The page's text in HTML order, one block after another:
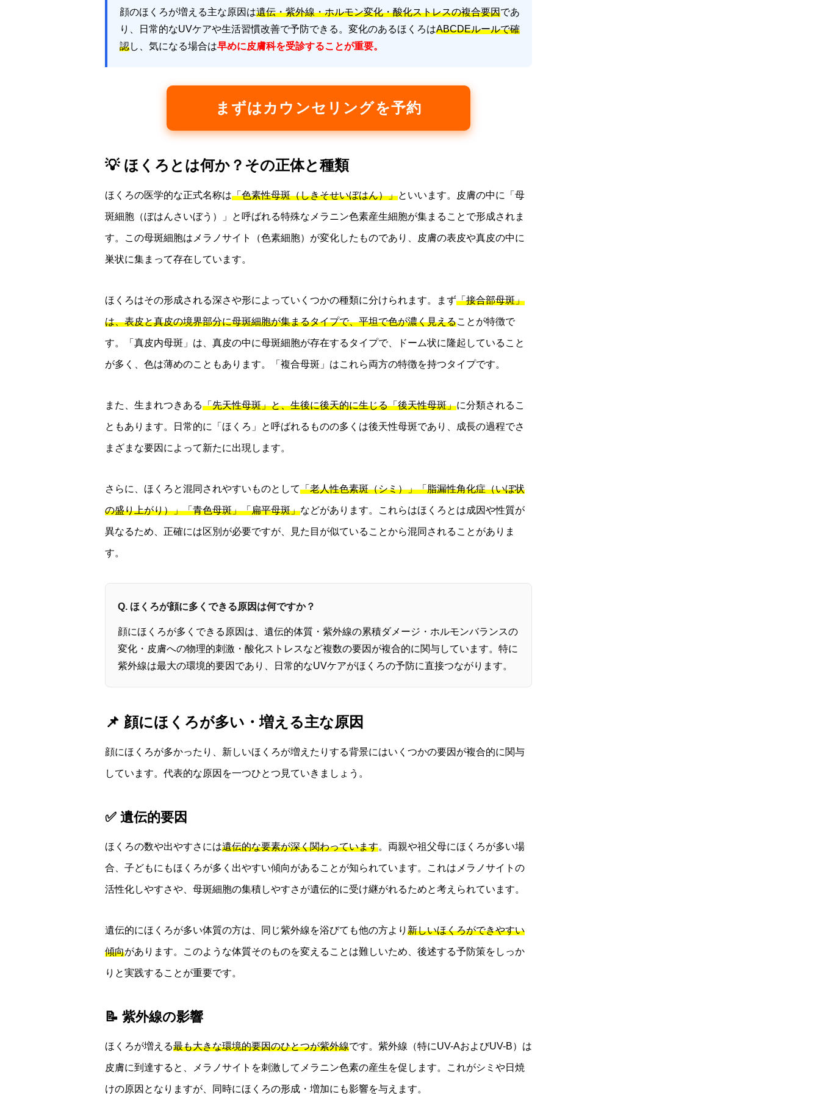
顔のほくろが増える主な原因は遺伝・紫外線・ホルモン変化・酸化ストレスの複合要因であ
り、日常的なUVケアや生活習慣改善で予防できる。変化のあるほくろはABCDEルールで確
認し、気になる場合は早めに皮膚科を受診することが重要。
まずはカウンセリングを予約
💡 ほくろとは何か？その正体と種類
ほくろの医学的な正式名称は「色素性母斑（しきそせいぼはん）」といいます。皮膚の中に「母
斑細胞（ぼはんさいぼう）」と呼ばれる特殊なメラニン色素産生細胞が集まることで形成されま
す。この母斑細胞はメラノサイト（色素細胞）が変化したものであり、皮膚の表皮や真皮の中に
巣状に集まって存在しています。
ほくろはその形成される深さや形によっていくつかの種類に分けられます。まず「接合部母斑」
は、表皮と真皮の境界部分に母斑細胞が集まるタイプで、平坦で色が濃く見えることが特徴で
す。「真皮内母斑」は、真皮の中に母斑細胞が存在するタイプで、ドーム状に隆起していること
が多く、色は薄めのこともあります。「複合母斑」はこれら両方の特徴を持つタイプです。
また、生まれつきある「先天性母斑」と、生後に後天的に生じる「後天性母斑」に分類されるこ
ともあります。日常的に「ほくろ」と呼ばれるものの多くは後天性母斑であり、成長の過程でさ
まざまな要因によって新たに出現します。
さらに、ほくろと混同されやすいものとして「老人性色素斑（シミ）」「脂漏性角化症（いぼ状
の盛り上がり）」「青色母斑」「扁平母斑」などがあります。これらはほくろとは成因や性質が
異なるため、正確には区別が必要ですが、見た目が似ていることから混同されることがありま
す。
Q. ほくろが顔に多くできる原因は何ですか？
顔にほくろが多くできる原因は、遺伝的体質・紫外線の累積ダメージ・ホルモンバランスの
変化・皮膚への物理的刺激・酸化ストレスなど複数の要因が複合的に関与しています。特に
紫外線は最大の環境的要因であり、日常的なUVケアがほくろの予防に直接つながります。
📌 顔にほくろが多い・増える主な原因
顔にほくろが多かったり、新しいほくろが増えたりする背景にはいくつかの要因が複合的に関与
しています。代表的な原因を一つひとつ見ていきましょう。
✅ 遺伝的要因
ほくろの数や出やすさには遺伝的な要素が深く関わっています。両親や祖父母にほくろが多い場
合、子どもにもほくろが多く出やすい傾向があることが知られています。これはメラノサイトの
活性化しやすさや、母斑細胞の集積しやすさが遺伝的に受け継がれるためと考えられています。
遺伝的にほくろが多い体質の方は、同じ紫外線を浴びても他の方より 新しいほくろができやすい
傾向があります。このような体質そのものを変えることは難しいため、後述する予防策をしっか
りと実践することが重要です。
📝 紫外線の影響
ほくろが増える最も大きな環境的要因のひとつが紫外線です。紫外線（特にUV-AおよびUV-B）は
皮膚に到達すると、メラノサイトを刺激してメラニン色素の産生を促します。これがシミや日焼
けの原因となりますが、同時にほくろの形成・増加にも影響を与えます。